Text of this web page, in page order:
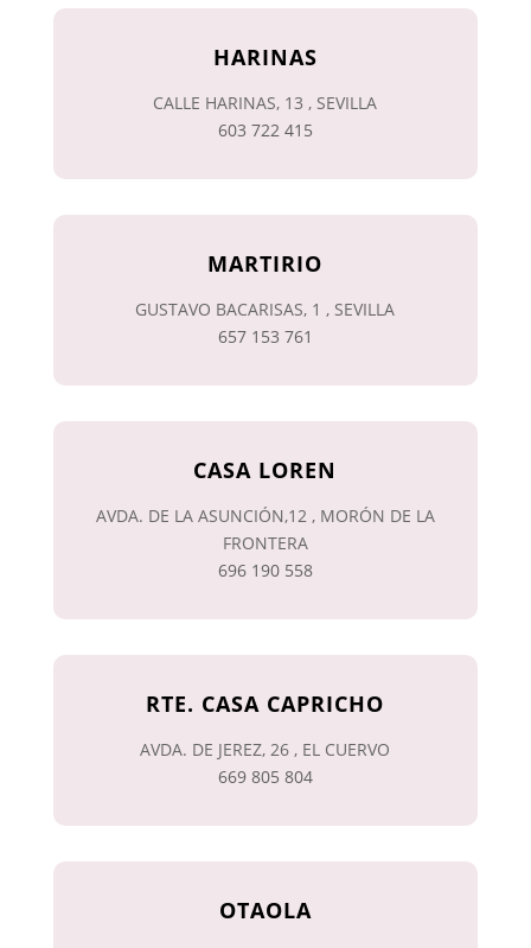
HARINAS
CALLE HARINAS, 13 , SEVILLA
603 722 415
MARTIRIO
GUSTAVO BACARISAS, 1 , SEVILLA
657 153 761
CASA LOREN
AVDA. DE LA ASUNCIÓN,12 , MORÓN DE LA
FRONTERA
696 190 558
RTE. CASA CAPRICHO
AVDA. DE JEREZ, 26 , EL CUERVO
669 805 804
OTAOLA